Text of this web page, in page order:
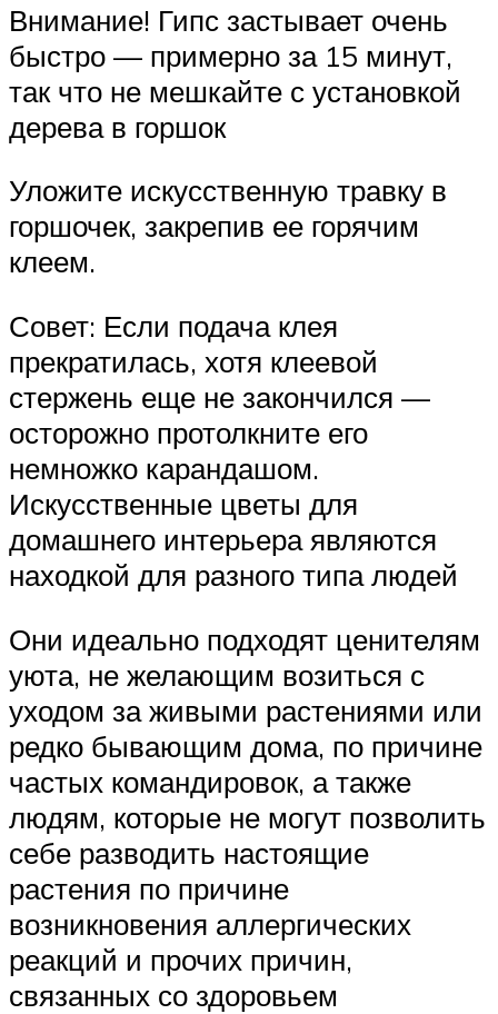
Внимание! Гипс застывает очень
быстро — примерно за 15 минут,
так что не мешкайте с установкой
дерева в горшок
Уложите искусственную травку в
горшочек, закрепив ее горячим
клеем.
Совет: Если подача клея
прекратилась, хотя клеевой
стержень еще не закончился —
осторожно протолкните его
немножко карандашом.
Искусственные цветы для
домашнего интерьера являются
находкой для разного типа людей
Они идеально подходят ценителям
уюта, не желающим возиться с
уходом за живыми растениями или
редко бывающим дома, по причине
частых командировок, а также
людям, которые не могут позволить
себе разводить настоящие
растения по причине
возникновения аллергических
реакций и прочих причин,
связанных со здоровьем